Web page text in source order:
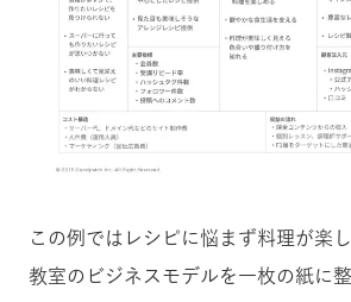
この例ではレシピに悩まず料理が楽
教室のビジネスモデルを一枚の紙に